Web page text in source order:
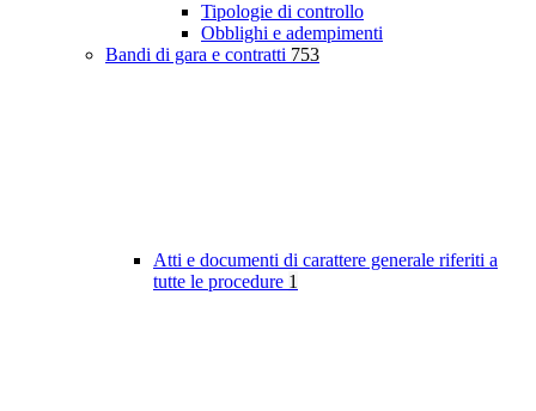
Tipologie di controllo
Obblighi e adempimenti
Bandi di gara e contratti 753
Atti e documenti di carattere generale riferiti a
tutte le procedure 1